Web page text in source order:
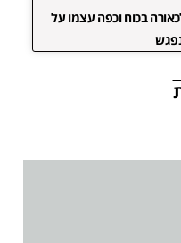
פעל לכאורה בכוח וכפה עצמו על